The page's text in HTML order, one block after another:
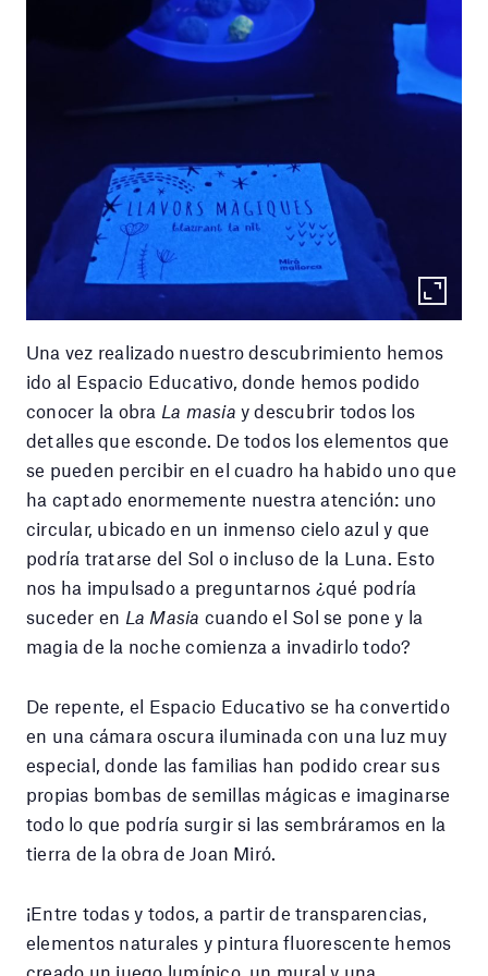
Una vez realizado nuestro descubrimiento hemos
ido al Espacio Educativo, donde hemos podido
conocer la obra La masia y descubrir todos los
detalles que esconde. De todos los elementos que
se pueden percibir en el cuadro ha habido uno que
ha captado enormemente nuestra atención: uno
circular, ubicado en un inmenso cielo azul y que
podría tratarse del Sol o incluso de la Luna. Esto
nos ha impulsado a preguntarnos ¿qué podría
suceder en La Masia cuando el Sol se pone y la
magia de la noche comienza a invadirlo todo?
De repente, el Espacio Educativo se ha convertido
en una cámara oscura iluminada con una luz muy
especial, donde las familias han podido crear sus
propias bombas de semillas mágicas e imaginarse
todo lo que podría surgir si las sembráramos en la
tierra de la obra de Joan Miró.
¡Entre todas y todos, a partir de transparencias,
elementos naturales y pintura fluorescente hemos